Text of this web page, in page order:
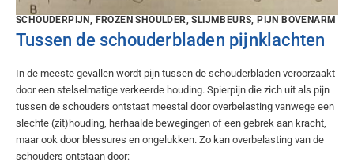
SCHOUDERPIJN, FROZEN SHOULDER, SLIJMBEURS, PIJN BOVENARM
Tussen de schouderbladen pijnklachten
In de meeste gevallen wordt pijn tussen de schouderbladen veroorzaakt
door een stelselmatige verkeerde houding. Spierpijn die zich uit als pijn
tussen de schouders ontstaat meestal door overbelasting vanwege een
slechte (zit)houding, herhaalde bewegingen of een gebrek aan kracht,
maar ook door blessures en ongelukken. Zo kan overbelasting van de
schouders ontstaan door: